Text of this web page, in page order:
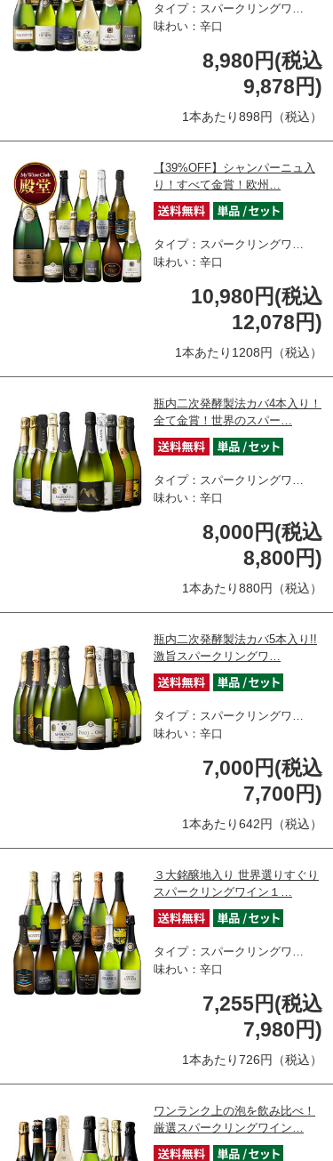
タイプ：スパークリングワ…
味わい：辛口
8,980円(税込
9,878円)
1本あたり898円（税込）
【39%OFF】シャンパーニュ入
り！すべて金賞！欧州…
タイプ：スパークリングワ…
味わい：辛口
10,980円(税込
12,078円)
1本あたり1208円（税込）
瓶内二次発酵製法カバ4本入り！
全て金賞！世界のスパー…
タイプ：スパークリングワ…
味わい：辛口
8,000円(税込
8,800円)
1本あたり880円（税込）
瓶内二次発酵製法カバ5本入り!!
激旨スパークリングワ…
タイプ：スパークリングワ…
味わい：辛口
7,000円(税込
7,700円)
1本あたり642円（税込）
３大銘醸地入り 世界選りすぐり
スパークリングワイン１…
タイプ：スパークリングワ…
味わい：辛口
7,255円(税込
7,980円)
1本あたり726円（税込）
ワンランク上の泡を飲み比べ！
厳選スパークリングワイン…